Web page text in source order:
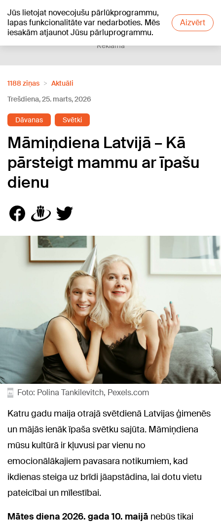
Jūs lietojat novecojušu pārlūkprogrammu,
lapas funkcionalitāte var nedarboties. Mēs
iesakām atjaunot Jūsu pārluprogrammu.
Aizvērt
+18°C
Reklāma
1188 ziņas
Aktuāli
Trešdiena, 25. marts, 2026
Dāvanas Svētki
Māmiņdiena Latvijā – Kā
pārsteigt mammu ar īpašu
dienu
Foto: Polina Tankilevitch, Pexels.com
Katru gadu maija otrajā svētdienā Latvijas ģimenēs
un mājās ienāk īpaša svētku sajūta. Māmiņdiena
mūsu kultūrā ir kļuvusi par vienu no
emocionālākajiem pavasara notikumiem, kad
ikdienas steiga uz brīdi jāapstādina, lai dotu vietu
pateicībai un mīlestībai.
Mātes diena 2026. gada 10. maijā nebūs tikai